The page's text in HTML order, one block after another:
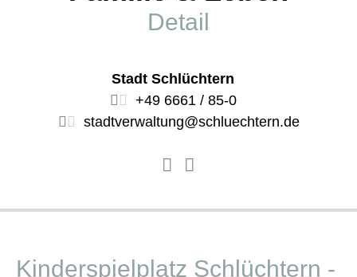
Detail
Stadt Schlüchtern
+49 6661 / 85-0
stadtverwaltung@schluechtern.de
Kinderspielplatz Schlüchtern -